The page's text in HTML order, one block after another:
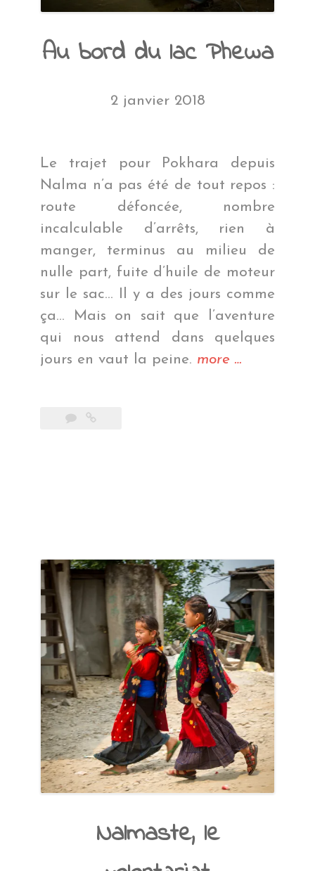
Au bord du lac Phewa
2 janvier 2018
Le trajet pour Pokhara depuis
Nalma n’a pas été de tout repos :
route défoncée, nombre
incalculable d’arrêts, rien à
manger, terminus au milieu de
nulle part, fuite d’huile de moteur
sur le sac… Il y a des jours comme
ça… Mais on sait que l’aventure
qui nous attend dans quelques
jours en vaut la peine. more « Au
…
Nalmaste, le